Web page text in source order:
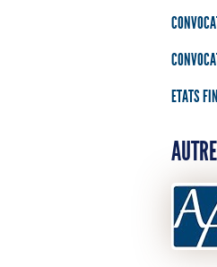
ETATS